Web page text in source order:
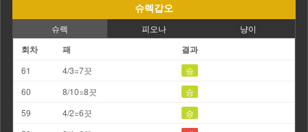
슈렉갑오
슈렉 피오나 냥이
회차 패 결과
61 4/3=7끗
승
60
8/10=8끗
승
59
4/2=6끗
승